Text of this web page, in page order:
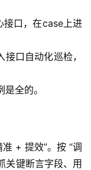
接口，在case上进
口自动化巡检，
全的。
+ 提效”。按 “调
关键断言字段、用